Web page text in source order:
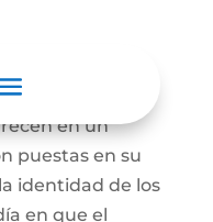
escrito
en un
puestas en su
identidad de los
en que el